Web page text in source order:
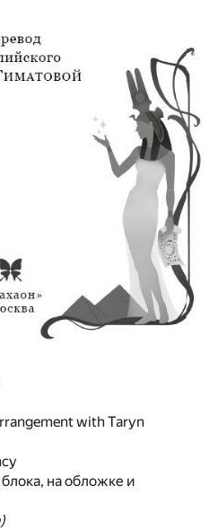
with Taryn
на обложке и